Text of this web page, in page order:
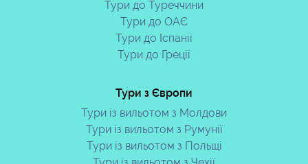
Тури до Туреччини
Тури до ОАЄ
Тури до Іспанії
Тури до Греції
Тури з Європи
Тури із вильотом з Молдови
Тури із вильотом з Румунії
Тури із вильотом з Польщі